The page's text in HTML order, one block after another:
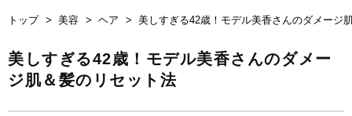
トップ 美容 ヘア 美しすぎる42歳！モデル美香さんのダメージ
美しすぎる42歳！モデル美香さんのダメー
ジ肌＆髪のリセット法